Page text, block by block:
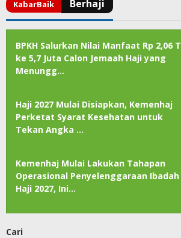
BPKH Salurkan Nilai Manfaat Rp 2,06 T
ke 5,7 Juta Calon Jemaah Haji yang
Menungg…
Haji 2027 Mulai Disiapkan, Kemenhaj
Perketat Syarat Kesehatan untuk
Tekan Angka …
Kemenhaj Mulai Lakukan Tahapan
Operasional Penyelenggaraan Ibadah
Haji 2027, Ini…
Cari